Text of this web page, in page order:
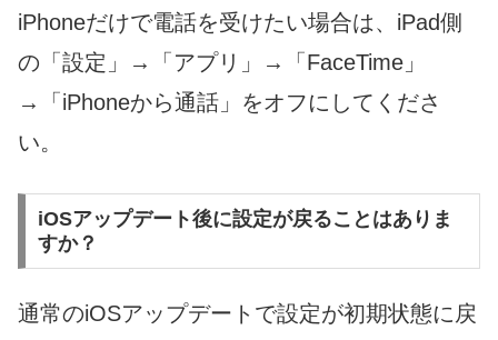
iPhoneだけで電話を受けたい場合は、iPad側
の「設定」→「アプリ」→「FaceTime」
→「iPhoneから通話」をオフにしてくださ
い。
iOSアップデート後に設定が戻ることはありま
すか？
通常のiOSアップデートで設定が初期状態に戻